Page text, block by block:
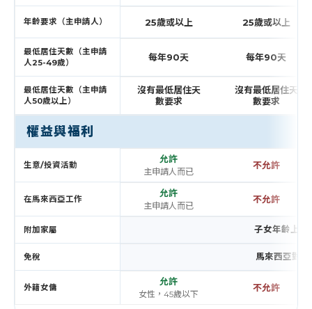
年齡要求（主申請人） 25歲或以上 25歲或以上
最低居住天數（主申請
人25-49歲）
每年90天 每年90天
最低居住天數（主申請
人50歲以上）
沒有最低居住天
數要求
沒有最低居住天
數要求
權益與福利
生意/投資活動
允許
主申請人而已
不允許
在馬來西亞工作
允許
主申請人而已
不允許
附加家屬 子女年齡上
免稅 馬來西亞對
外籍女傭
允許
女性，45歲以下
不允許